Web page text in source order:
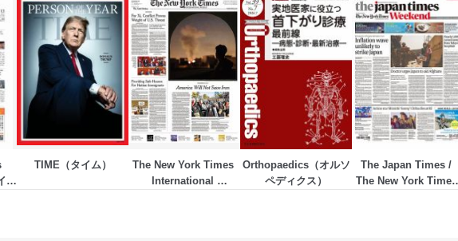
機器及び当該機器を取り扱う従業者を明確化し、 個人データへの不要なアクセスを防止
制御機能（ユーザーアカウント制御）により、個人情報データベース等を取り扱う情報
認証しています。
レーティングシステムを最新の状態に保持しています。
ュリティ対策ソフトウェア等を導入し、自動更新 機能等の活用により、これを最新状態
ム
TIME（タイム）
The New York Times
International
Orthopaedics（オルソ
ペディクス）
The Japan Times /
The New York Times